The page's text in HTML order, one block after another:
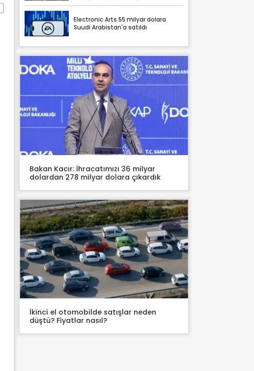
Electronic Arts 55 milyar dolara
Suudi Arabistan'a satıldı
Bakan Kacır: İhracatımızı 36 milyar
dolardan 278 milyar dolara çıkardık
İkinci el otomobilde satışlar neden
düştü? Fiyatlar nasıl?